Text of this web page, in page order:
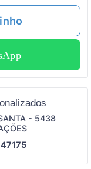
- 5438